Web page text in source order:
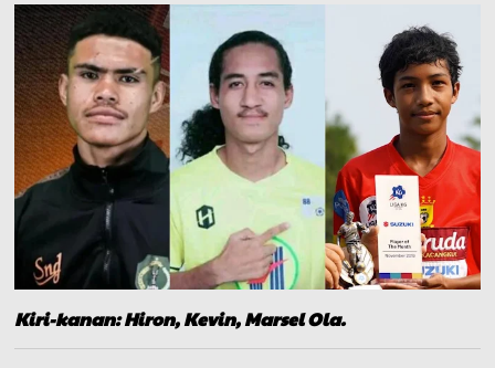
Kiri-kanan: Hiron, Kevin, Marsel Ola.